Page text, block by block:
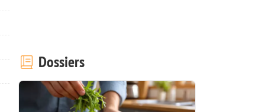
Dossiers